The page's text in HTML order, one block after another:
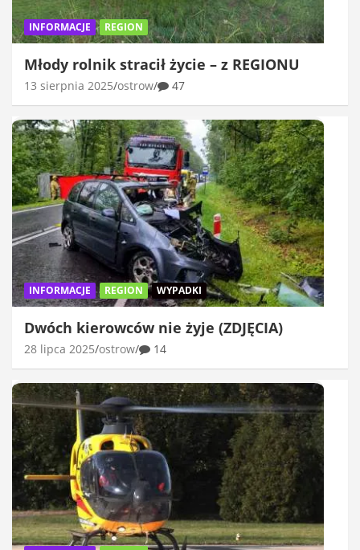
INFORMACJE REGION
Młody rolnik stracił życie – z REGIONU
13 sierpnia 2025 ostrow 47
INFORMACJE REGION WYPADKI
Dwóch kierowców nie żyje (ZDJĘCIA)
28 lipca 2025 ostrow 14